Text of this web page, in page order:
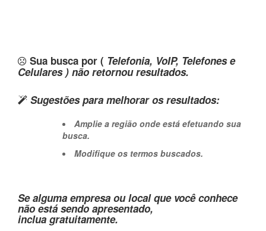
Sua busca por ( Telefonia, VoIP, Telefones e
Celulares ) não retornou resultados.
Sugestões para melhorar os resultados:
Amplie a região onde está efetuando sua
busca.
Modifique os termos buscados.
Se alguma empresa ou local que você conhece
não está sendo apresentado,
inclua gratuitamente.